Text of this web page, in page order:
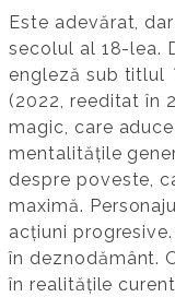
Este adevărat,
secolul al 18-lea.
engleză sub titlul
(2022, reeditat în
magic, care
mentalitățile
despre poveste,
maximă.
acțiuni
în deznodământ.
în realitățile